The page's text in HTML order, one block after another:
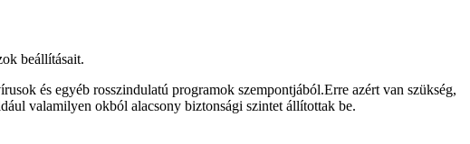
beállításait.
és egyéb rosszindulatú programok szempontjából.Erre azért van szükség,
valamilyen okból alacsony biztonsági szintet állítottak be.